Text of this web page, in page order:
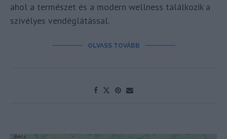
ahol a természet és a modern wellness találkozik a
szívélyes vendéglátással.
OLVASS TOVÁBB